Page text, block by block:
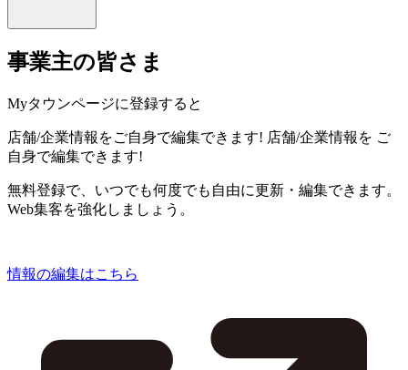
事業主の皆さま
Myタウンページに登録すると
店舗/企業情報をご自身で編集できます! 店舗/企業情報を ご
自身で編集できます!
無料登録で、いつでも何度でも自由に更新・編集できます。
Web集客を強化しましょう。
情報の編集はこちら